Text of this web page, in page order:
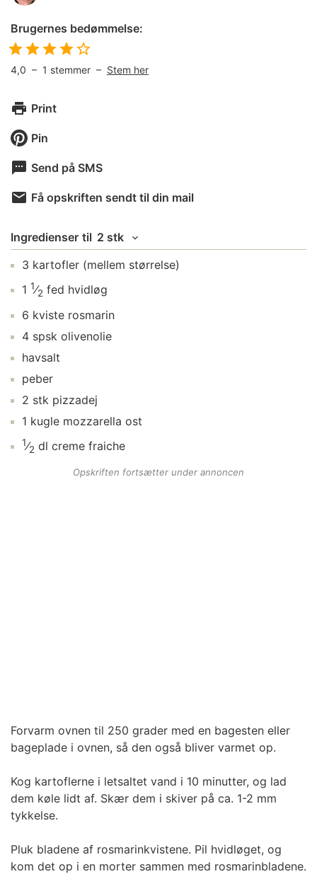
Brugernes bedømmelse:
4,0 – 1 stemmer – Stem her
Print
Pin
Send på SMS
Få opskriften sendt til din mail
Ingredienser til 2 stk
3 kartofler (mellem størrelse)
1 1⁄2 fed hvidløg
6 kviste rosmarin
4 spsk olivenolie
havsalt
peber
2 stk pizzadej
1 kugle mozzarella ost
1⁄2 dl creme fraiche
Opskriften fortsætter under annoncen
Forvarm ovnen til 250 grader med en bagesten eller
bageplade i ovnen, så den også bliver varmet op.
Kog kartoflerne i letsaltet vand i 10 minutter, og lad
dem køle lidt af. Skær dem i skiver på ca. 1-2 mm
tykkelse.
Pluk bladene af rosmarinkvistene. Pil hvidløget, og
kom det op i en morter sammen med rosmarinbladene.